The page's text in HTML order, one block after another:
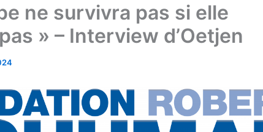
ne survivra pas si elle
» – Interview d’Oetjen